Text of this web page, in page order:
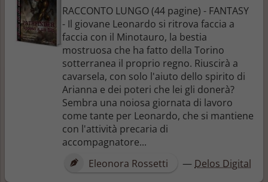
RACCONTO LUNGO (44 pagine) - FANTASY
- Il giovane Leonardo si ritrova faccia a
faccia con il Minotauro, la bestia
mostruosa che ha fatto della Torino
sotterranea il proprio regno. Riuscirà a
cavarsela, con solo l'aiuto dello spirito di
Arianna e dei poteri che lei gli donerà?
Sembra una noiosa giornata di lavoro
come tante per Leonardo, che si mantiene
con l'attività precaria di
accompagnatore...
Eleonora Rossetti
— Delos Digital